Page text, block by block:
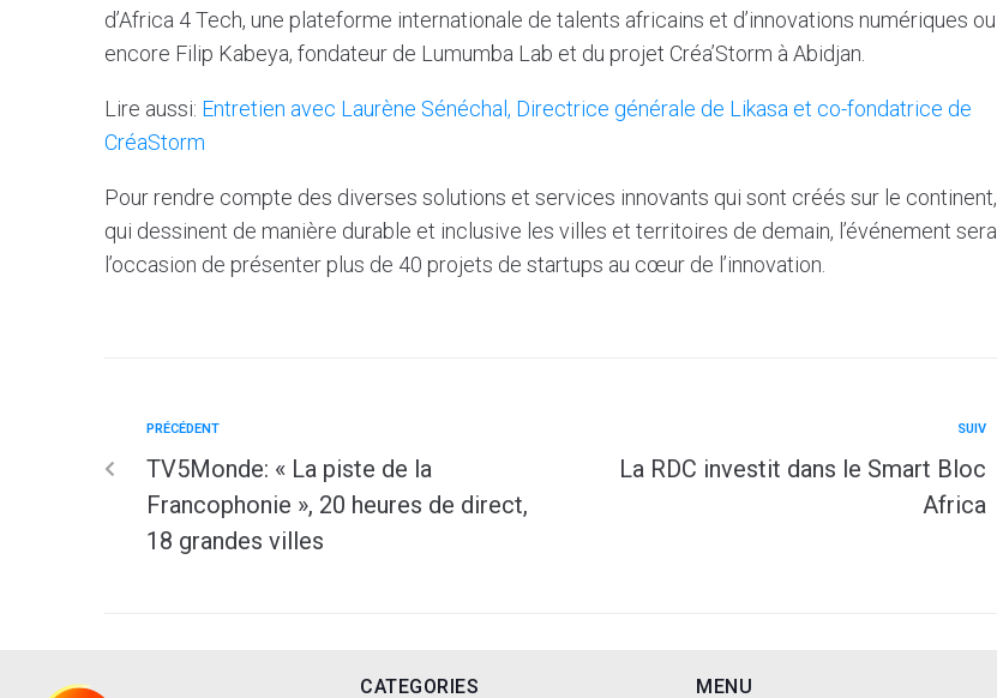
d’Africa 4 Tech, une plateforme internationale de talents africains et d’innovations numériques ou
encore Filip Kabeya, fondateur de Lumumba Lab et du projet Créa’Storm à Abidjan.
Lire aussi: Entretien avec Laurène Sénéchal, Directrice générale de Likasa et co-fondatrice de
CréaStorm
Pour rendre compte des diverses solutions et services innovants qui sont créés sur le continent,
qui dessinent de manière durable et inclusive les villes et territoires de demain, l’événement sera
l’occasion de présenter plus de 40 projets de startups au cœur de l’innovation.
PRÉCÉDENT
TV5Monde: « La piste de la
Francophonie », 20 heures de direct,
18 grandes villes
SUIV
La RDC investit dans le Smart Bloc
Africa
CATEGORIES MENU